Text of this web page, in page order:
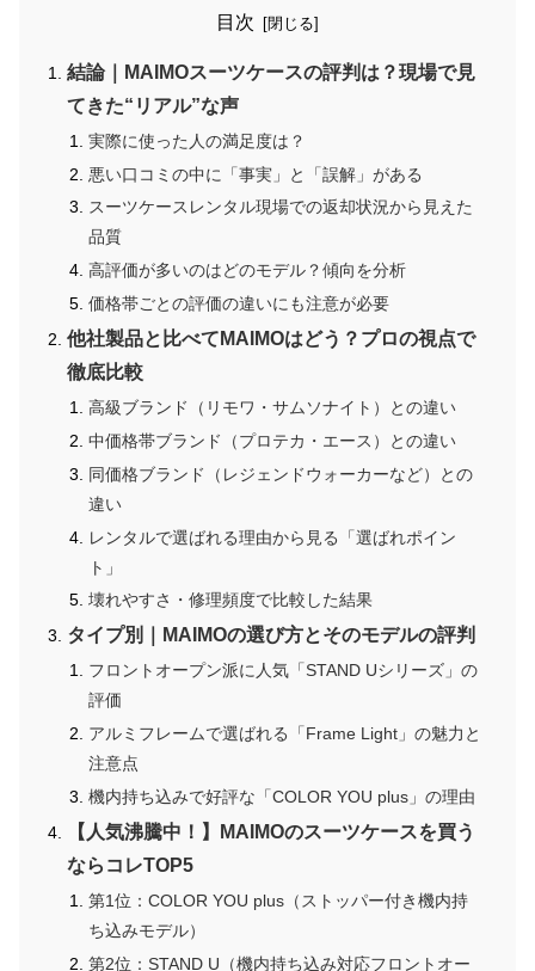
目次
結論｜MAIMOスーツケースの評判は？現場で見
てきた“リアル”な声
実際に使った人の満足度は？
悪い口コミの中に「事実」と「誤解」がある
スーツケースレンタル現場での返却状況から見えた
品質
高評価が多いのはどのモデル？傾向を分析
価格帯ごとの評価の違いにも注意が必要
他社製品と比べてMAIMOはどう？プロの視点で
徹底比較
高級ブランド（リモワ・サムソナイト）との違い
中価格帯ブランド（プロテカ・エース）との違い
同価格ブランド（レジェンドウォーカーなど）との
違い
レンタルで選ばれる理由から見る「選ばれポイン
ト」
壊れやすさ・修理頻度で比較した結果
タイプ別｜MAIMOの選び方とそのモデルの評判
フロントオープン派に人気「STAND Uシリーズ」の
評価
アルミフレームで選ばれる「Frame Light」の魅力と
注意点
機内持ち込みで好評な「COLOR YOU plus」の理由
【人気沸騰中！】MAIMOのスーツケースを買う
ならコレTOP5
第1位：COLOR YOU plus（ストッパー付き機内持
ち込みモデル）
第2位：STAND U（機内持ち込み対応フロントオー